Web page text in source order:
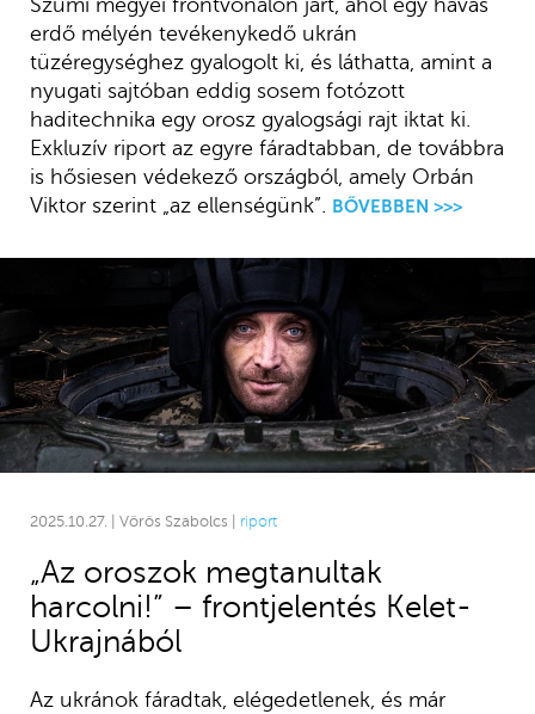
Szumi megyei frontvonalon járt, ahol egy havas
erdő mélyén tevékenykedő ukrán
tüzéregységhez gyalogolt ki, és láthatta, amint a
nyugati sajtóban eddig sosem fotózott
haditechnika egy orosz gyalogsági rajt iktat ki.
Exkluzív riport az egyre fáradtabban, de továbbra
is hősiesen védekező országból, amely Orbán
Viktor szerint „az ellenségünk”. BŐVEBBEN >>>
2025.10.27. | Vörös Szabolcs | riport
„Az oroszok megtanultak
harcolni!” – frontjelentés Kelet-
Ukrajnából
Az ukránok fáradtak, elégedetlenek, és már